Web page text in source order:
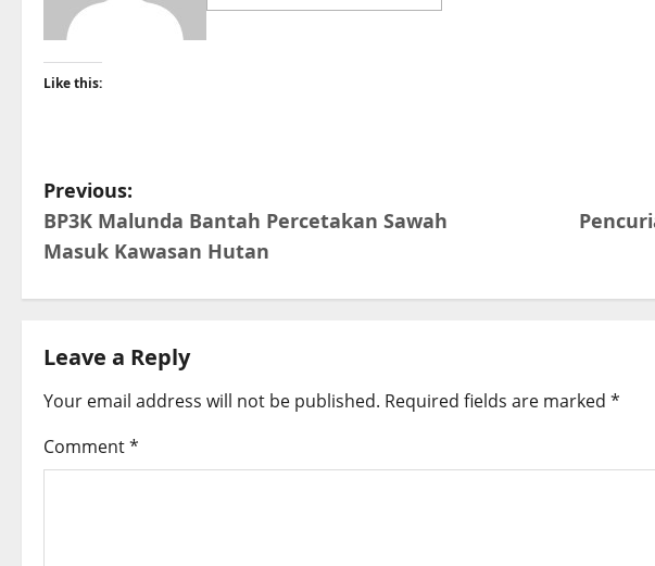
Like this:
P
o
s
n
v
Previous:
BP3K Malunda Bantah Percetakan Sawah
Masuk Kawasan Hutan
Leave a Reply
Your email address will not be published. Required fields are marked *
Comment*